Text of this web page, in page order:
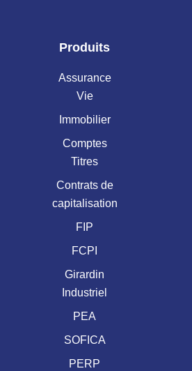
Produits
Assurance
Vie
Immobilier
Comptes
Titres
Contrats de
capitalisation
FIP
FCPI
Girardin
Industriel
PEA
SOFICA
PERP